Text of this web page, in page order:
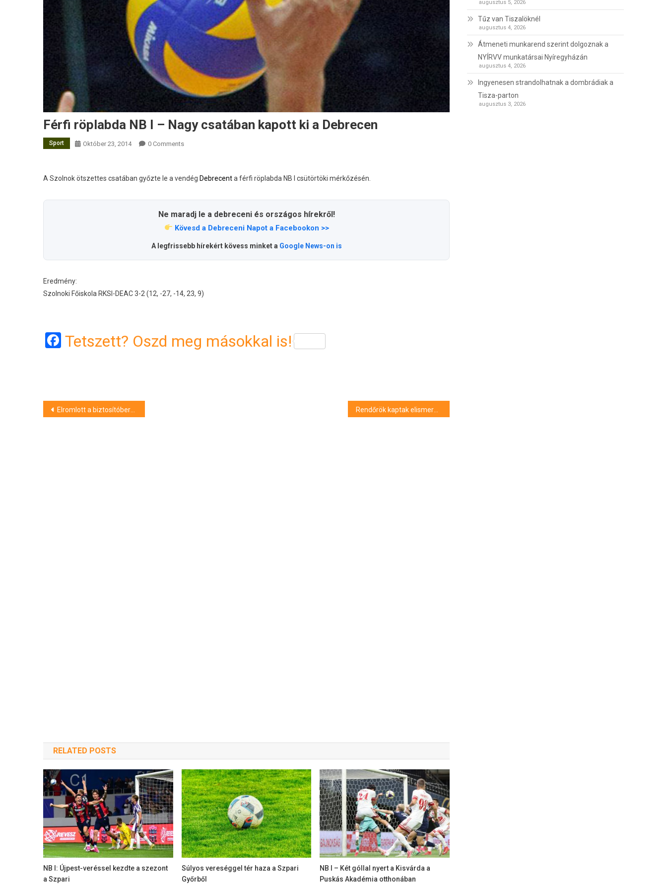
Férfi röplabda NB I – Nagy csatában kapott ki a Debrecen
Sport Október 23, 2014 0 Comments
A Szolnok ötszettes csatában győzte le a vendég Debrecenta férfi röplabda NB I csütörtöki mérkőzésén.
Ne maradj le a debreceni és országos hírekről!
Kövesd a Debreceni Napot a Facebookon >>
A legfrissebb hírekért kövess minket a Google News-on is
Eredmény:
Szolnoki Főiskola RKSI-DEAC 3-2 (12, -27, -14, 23, 9)
Facebook
Tetszett? Oszd meg másokkal is!
Bejegyzés
Elromlott a biztosítóberendezés – késések a debreceni vonalon is
RELATED POSTS
NB I: Újpest-veréssel kezdte a szezont
a Szpari
Súlyos vereséggel tér haza a Szpari
Győrből
NB I – Két góllal nyert a Kisvárda a
Puskás Akadémia otthonában
augusztus 5, 2026
Tűz van Tiszalöknél
augusztus 4, 2026
Átmeneti munkarend szerint dolgoznak a
NYÍRVV munkatársai Nyíregyházán
augusztus 4, 2026
Ingyenesen strandolhatnak a dombrádiak a
Tisza-parton
augusztus 3, 2026